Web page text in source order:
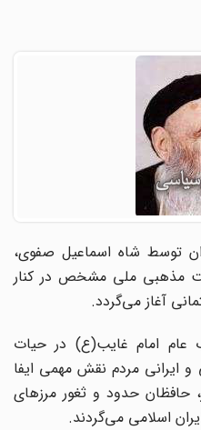
شاه اسماعیل صفوی،
مذهبی ملی مشخص در کنار
آغاز می‌گردد.
امام غایب(ع) در حیات
مردم نقش مهمی ایفا
حافظان حدود و ثغور مرزهای
اسلامی می‌گردند.